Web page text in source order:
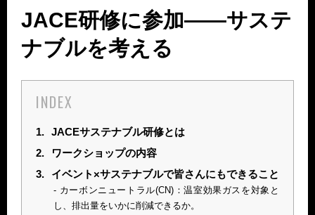
JACE研修に参加――サステ
ナブルを考える
INDEX
1. JACEサステナブル研修とは
2.
ワークショップの内容
3.
イベント×サステナブルで皆さんにもできること
カーボンニュートラル(CN)：温室効果ガスを対象と
し、排出量をいかに削減できるか。